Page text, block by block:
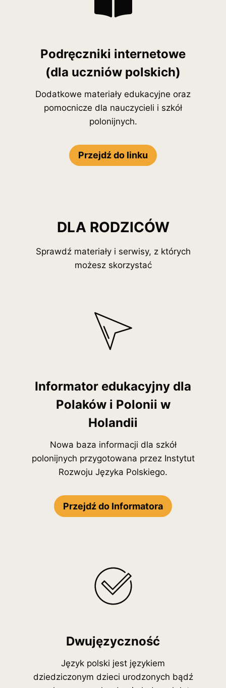
Podręczniki internetowe
(dla uczniów polskich)
Dodatkowe materiały edukacyjne oraz
pomocnicze dla nauczycieli i szkół
polonijnych.
Przejdź do linku
DLA RODZICÓW
Sprawdź materiały i serwisy, z których
możesz skorzystać
Informator edukacyjny dla
Polaków i Polonii w
Holandii
Nowa baza informacji dla szkół
polonijnych przygotowana przez Instytut
Rozwoju Języka Polskiego.
Przejdź do Informatora
Dwujęzyczność
Język polski jest językiem
dziedziczonym dzieci urodzonych bądź